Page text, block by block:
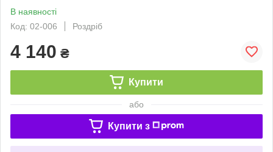
В наявності
Код: 02-006
Роздріб
4 140 ₴
Купити
або
Купити з